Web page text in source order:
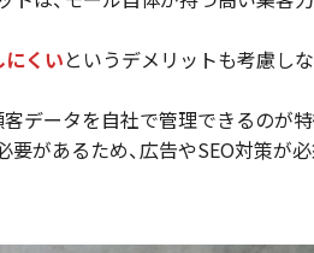
くいというデメリットも考慮し
データを自社で管理できるのが特
があるため、広告やSEO対策が